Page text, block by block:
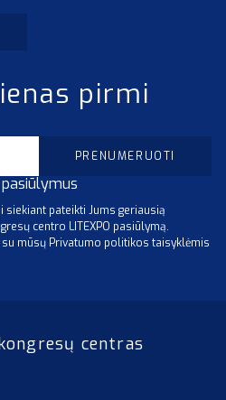
pirmi
pateikti Jums geriausią
centro LITEXPO pasiūlymą.
mūsų Privatumo politikos taisyklėmis
centras